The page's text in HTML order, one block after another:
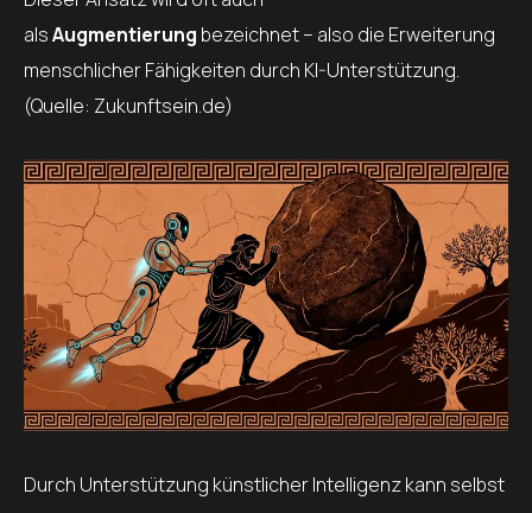
alsAugmentierung bezeichnet – also die Erweiterung
menschlicher Fähigkeiten durch KI-Unterstützung.
(Quelle: Zukunftsein.de)
Durch Unterstützung künstlicher Intelligenz kann selbst